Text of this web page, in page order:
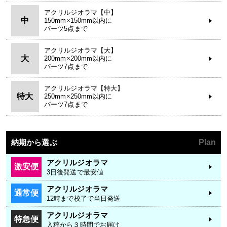
中
アクリルジオラマ【中】
150mm×150mm以内に
パーツ5点まで
大
アクリルジオラマ【大】
200mm×200mm以内に
パーツ7点まで
特大
アクリルジオラマ【特大】
250mm×250mm以内に
パーツ7点まで
納期から選ぶ Plan
激安便 アクリルジオラマ
3日後発送で最安値
通常便 アクリルジオラマ
12時まで校了で当日発送
特急便 アクリルジオラマ
入稿から３時間でお届け